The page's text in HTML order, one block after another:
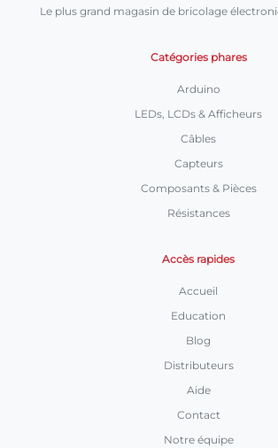
Le plus grand magasin de bricolage
Catégories phares
Arduino
LEDs, LCDs & Afficheurs
Câbles
Capteurs
Composants & Pièces
Résistances
Accès rapides
Accueil
Education
Blog
Distributeurs
Aide
Contact
Notre équipe